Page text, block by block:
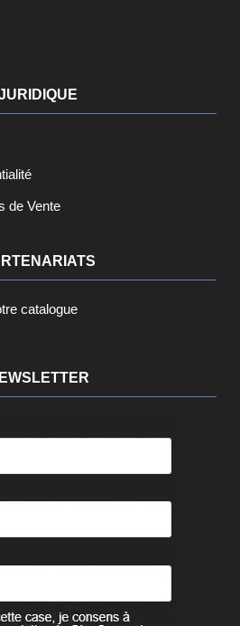
de Vente
catalogue